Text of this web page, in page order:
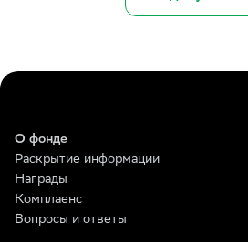
О фонде
Раскрытие информации
Награды
Комплаенс
Вопросы и ответы